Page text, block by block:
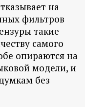
на
фильтров
такие
самого
опираются на
модели, и
без